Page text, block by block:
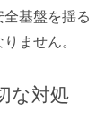
基盤を揺る
ません。
な対処